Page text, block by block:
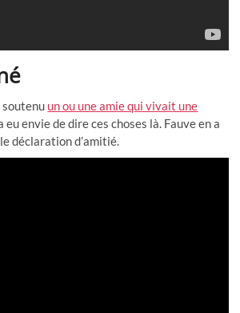
soutenu un ou une amie qui vivait une
eu envie de dire ces choses là. Fauve en a
déclaration d’amitié.